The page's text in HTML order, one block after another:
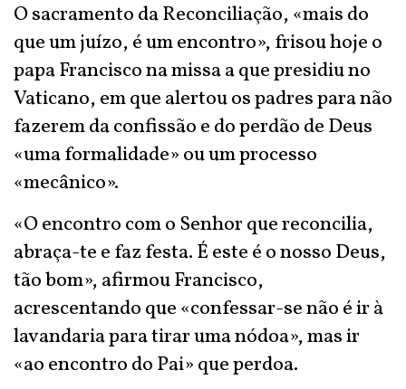
O sacramento da Reconciliação, «mais do
que um juízo, é um encontro», frisou hoje o
papa Francisco na missa a que presidiu no
Vaticano, em que alertou os padres para não
fazerem da confissão e do perdão de Deus
«uma formalidade» ou um processo
«mecânico».
«O encontro com o Senhor que reconcilia,
abraça-te e faz festa. É este é o nosso Deus,
tão bom», afirmou Francisco,
acrescentando que «confessar-se não é ir à
lavandaria para tirar uma nódoa», mas ir
«ao encontro do Pai» que perdoa.